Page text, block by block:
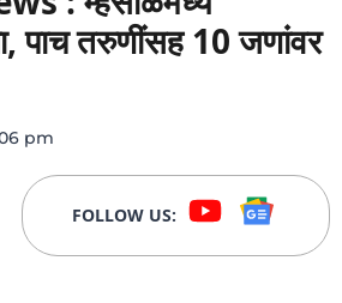
पाच तरुणींसह 10 जणांवर
pm
FOLLOW US: